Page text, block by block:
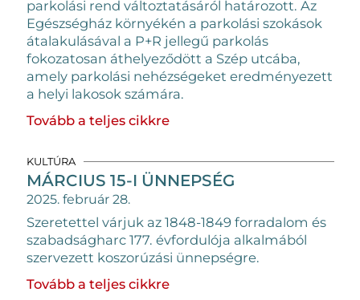
parkolási rend változtatásáról határozott. Az
Egészségház környékén a parkolási szokások
átalakulásával a P+R jellegű parkolás
fokozatosan áthelyeződött a Szép utcába,
amely parkolási nehézségeket eredményezett
a helyi lakosok számára.
Tovább a teljes cikkre
KULTÚRA
MÁRCIUS 15-I ÜNNEPSÉG
2025. február 28.
Szeretettel várjuk az 1848-1849 forradalom és
szabadságharc 177. évfordulója alkalmából
szervezett koszorúzási ünnepségre.
Tovább a teljes cikkre